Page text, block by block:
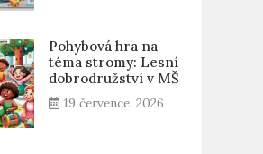
Pohybová hra na
téma stromy: Lesní
dobrodružství v MŠ
19 července, 2026